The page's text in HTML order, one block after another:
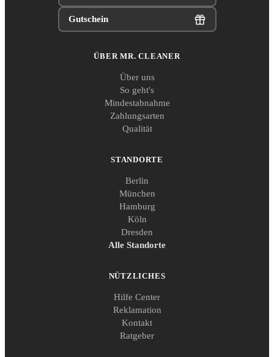
Gutschein
ÜBER MR. CLEANER
Über uns
So geht's
Mindestabnahme
Zahlungsarten
Qualität
STANDORTE
Berlin
München
Hamburg
Köln
Dresden
Alle Standorte
NÜTZLICHES
Hilfe Center
Reklamation
Kontakt
Ratgeber